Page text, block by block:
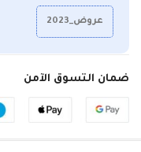
عروض_2023
ضمان التسوق الآمن